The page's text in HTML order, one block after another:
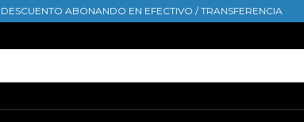
DESCUENTO ABONANDO EN EFECTIVO / TRANSFERENCIA